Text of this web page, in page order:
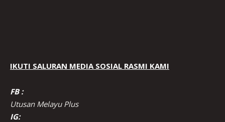
IKUTI SALURAN MEDIA SOSIAL RASMI KAMI
FB :
Utusan Melayu Plus
IG: